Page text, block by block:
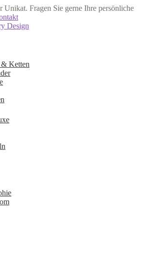
Fragen Sie gerne Ihre persönliche
Ketten